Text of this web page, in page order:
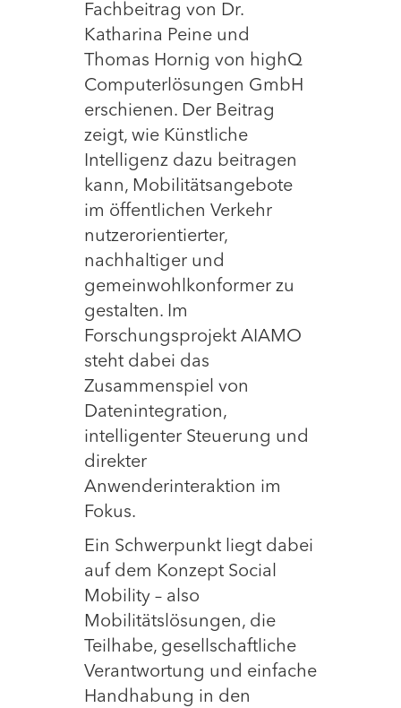
Fachbeitrag von Dr.
Katharina Peine und
Thomas Hornig von highQ
Computerlösungen GmbH
erschienen. Der Beitrag
zeigt, wie Künstliche
Intelligenz dazu beitragen
kann, Mobilitätsangebote
im öffentlichen Verkehr
nutzerorientierter,
nachhaltiger und
gemeinwohlkonformer zu
gestalten. Im
Forschungsprojekt AIAMO
steht dabei das
Zusammenspiel von
Datenintegration,
intelligenter Steuerung und
direkter
Anwenderinteraktion im
Fokus.
Ein Schwerpunkt liegt dabei
auf dem Konzept Social
Mobility – also
Mobilitätslösungen, die
Teilhabe, gesellschaftliche
Verantwortung und einfache
Handhabung in den